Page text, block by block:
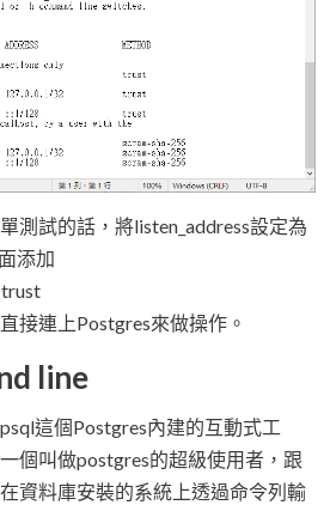
測試的話，將listen_address設定為
添加
trust
接連上Postgres來做操作。
line
這個Postgres內建的互動式工
個叫做postgres的超級使用者，跟
資料庫安裝的系統上透過命令列輸